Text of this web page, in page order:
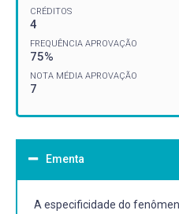
CRÉDITOS
4
FREQUÊNCIA APROVAÇÃO
75%
NOTA MÉDIA APROVAÇÃO
7
Ementa
A especificidade do